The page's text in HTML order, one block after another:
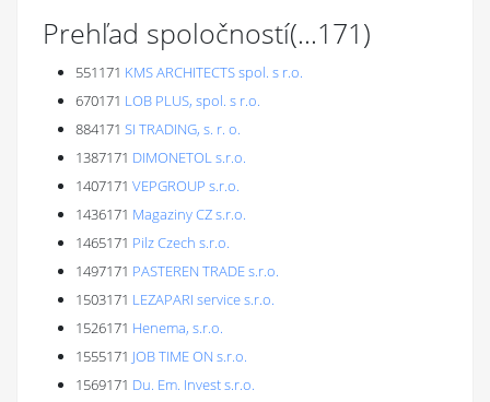
Prehľad spoločností(...171)
551171 KMS ARCHITECTS spol. s r.o.
670171 LOB PLUS, spol. s r.o.
884171 SI TRADING, s. r. o.
1387171 DIMONETOL s.r.o.
1407171 VEPGROUP s.r.o.
1436171 Magaziny CZ s.r.o.
1465171 Pilz Czech s.r.o.
1497171 PASTEREN TRADE s.r.o.
1503171 LEZAPARI service s.r.o.
1526171 Henema, s.r.o.
1555171 JOB TIME ON s.r.o.
1569171 Du. Em. Invest s.r.o.